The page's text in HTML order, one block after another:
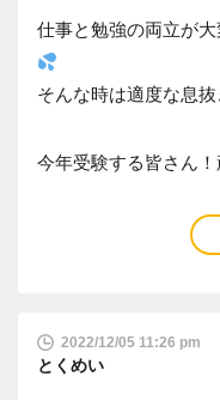
仕事と勉強の両立が
そんな時は適度な息
今年受験する皆さん
2022/12/05 11:26 pm
とくめい